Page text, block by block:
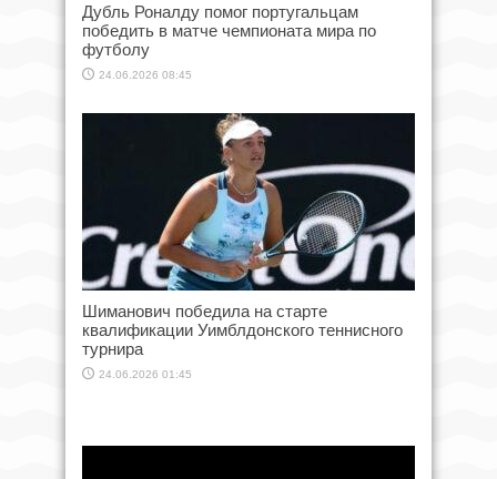
Дубль Роналду помог португальцам
победить в матче чемпионата мира по
футболу
24.06.2026 08:45
Шиманович победила на старте
квалификации Уимблдонского теннисного
турнира
24.06.2026 01:45